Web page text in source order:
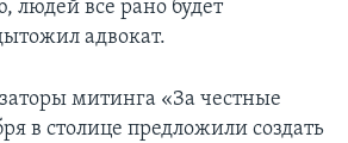
людей все рано будет
адвокат.
митинга «За честные
в столице предложили создать